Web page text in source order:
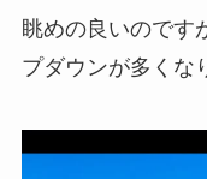
眺めの良いのです
プダウンが多くな